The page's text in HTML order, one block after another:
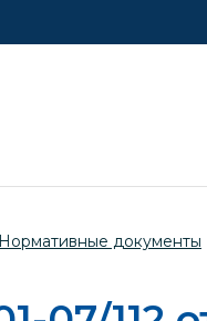
Нормативные документы